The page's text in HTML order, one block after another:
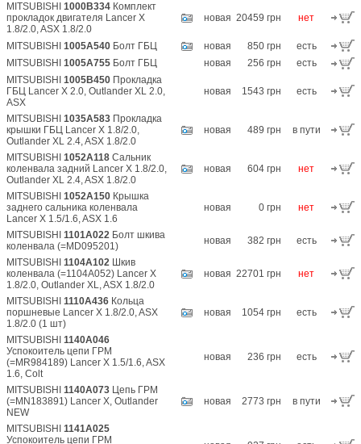
MITSUBISHI 1000B334 Комплект
прокладок двигателя Lancer X
1.8/2.0, ASX 1.8/2.0
новая 20459 грн нет
MITSUBISHI 1005A540 Болт ГБЦ новая 850 грн
есть
MITSUBISHI 1005A755 Болт ГБЦ новая 256 грн
есть
MITSUBISHI 1005B450 Прокладка
ГБЦ Lancer X 2.0, Outlander XL 2.0,
ASX
новая 1543 грн есть
MITSUBISHI 1035A583 Прокладка
крышки ГБЦ Lancer X 1.8/2.0,
Outlander XL 2.4, ASX 1.8/2.0
новая 489 грн в пути
MITSUBISHI 1052A118 Сальник
коленвала задний Lancer X 1.8/2.0,
Outlander XL 2.4, ASX 1.8/2.0
новая 604 грн нет
MITSUBISHI 1052A150 Крышка
заднего сальника коленвала
Lancer X 1.5/1.6, ASX 1.6
новая 0 грн нет
MITSUBISHI 1101A022 Болт шкива
коленвала (=MD095201)
новая 382 грн
есть
MITSUBISHI 1104A102 Шкив
коленвала (=1104A052) Lancer X
1.8/2.0, Outlander XL, ASX 1.8/2.0
новая 22701 грн нет
MITSUBISHI 1110A436 Кольца
поршневые Lancer X 1.8/2.0, ASX
1.8/2.0 (1 шт)
новая 1054 грн есть
MITSUBISHI 1140A046
Успокоитель цепи ГРМ
(=MR984189) Lancer X 1.5/1.6, ASX
1.6, Colt
новая 236 грн есть
MITSUBISHI 1140A073 Цепь ГРМ
(=MN183891) Lancer X, Outlander
NEW
новая 2773 грн в пути
MITSUBISHI 1141A025
Успокоитель цепи ГРМ